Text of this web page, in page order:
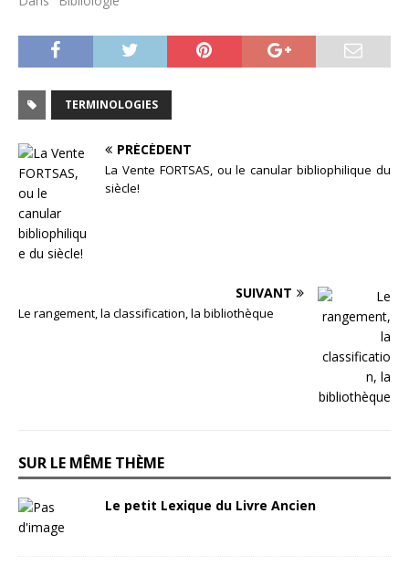
TERMINOLOGIES
PRÉCÉDENT
La Vente FORTSAS, ou le canular bibliophilique du
siècle!
SUIVANT
Le rangement, la classification, la bibliothèque
SUR LE MÊME THÈME
Le petit Lexique du Livre Ancien